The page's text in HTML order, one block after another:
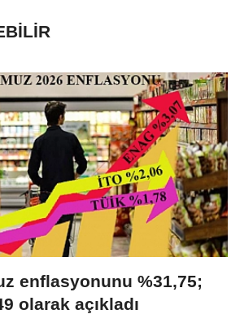
enflasyonunu %31,75;
olarak açıkladı